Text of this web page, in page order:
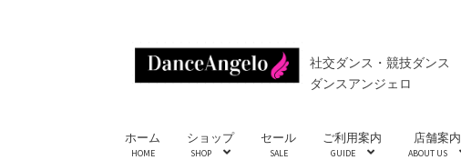
ナ
シ
コ
ツ
社交ダンス・競技ダンス
ダンスアンジェロ
ホーム
HOME
ショップ
SHOP
セール
SALE
ご利用案内
GUIDE
店舗案内
ABOUT US